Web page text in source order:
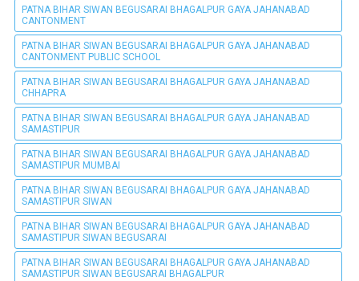
PATNA BIHAR SIWAN BEGUSARAI BHAGALPUR GAYA JAHANABAD
CANTONMENT
PATNA BIHAR SIWAN BEGUSARAI BHAGALPUR GAYA JAHANABAD
CANTONMENT PUBLIC SCHOOL
PATNA BIHAR SIWAN BEGUSARAI BHAGALPUR GAYA JAHANABAD
CHHAPRA
PATNA BIHAR SIWAN BEGUSARAI BHAGALPUR GAYA JAHANABAD
SAMASTIPUR
PATNA BIHAR SIWAN BEGUSARAI BHAGALPUR GAYA JAHANABAD
SAMASTIPUR MUMBAI
PATNA BIHAR SIWAN BEGUSARAI BHAGALPUR GAYA JAHANABAD
SAMASTIPUR SIWAN
PATNA BIHAR SIWAN BEGUSARAI BHAGALPUR GAYA JAHANABAD
SAMASTIPUR SIWAN BEGUSARAI
PATNA BIHAR SIWAN BEGUSARAI BHAGALPUR GAYA JAHANABAD
SAMASTIPUR SIWAN BEGUSARAI BHAGALPUR